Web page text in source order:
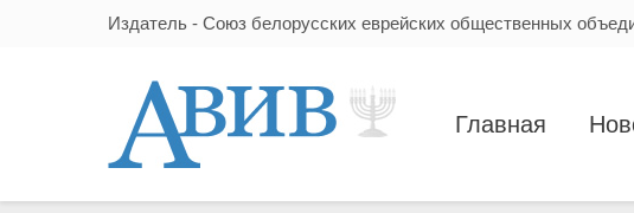
Издатель - Союз белорусских еврейских общественных
Главная